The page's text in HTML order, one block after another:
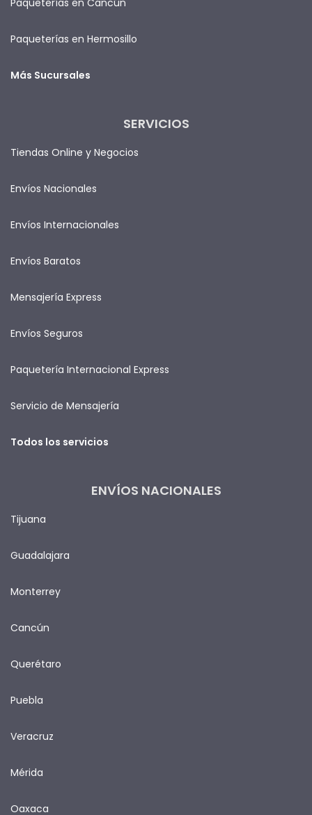
Paqueterías en Hermosillo
Más Sucursales
SERVICIOS
Tiendas Online y Negocios
Envíos Nacionales
Envíos Internacionales
Envíos Baratos
Mensajería Express
Envíos Seguros
Paquetería Internacional Express
Servicio de Mensajería
Todos los servicios
ENVÍOS NACIONALES
Tijuana
Guadalajara
Monterrey
Cancún
Querétaro
Puebla
Veracruz
Mérida
Oaxaca